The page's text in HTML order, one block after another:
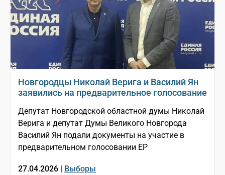
Новгородцы Николай Верига и Василий Ян
заявились на предварительное голосование
Депутат Новгородской областной думы Николай
Верига и депутат Думы Великого Новгорода
Василий Ян подали документы на участие в
предварительном голосовании ЕР
27.04.2026 | Выборы